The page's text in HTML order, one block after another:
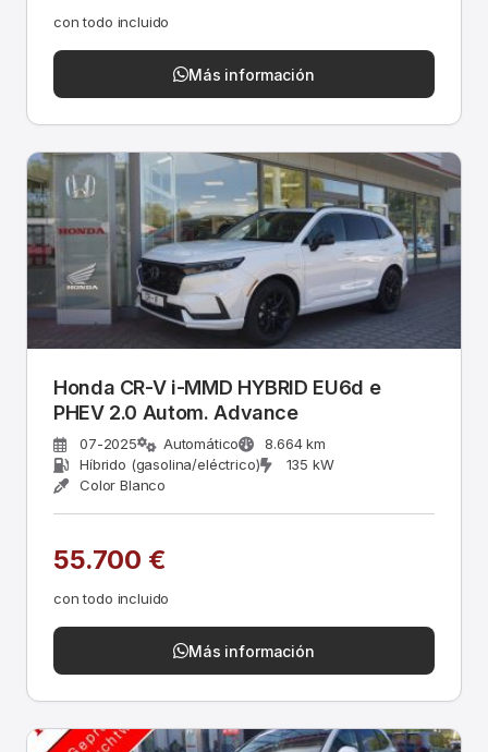
con todo incluido
Más información
Honda CR-V i-MMD HYBRID EU6d e
PHEV 2.0 Autom. Advance
07-2025 Automático
8.664 km
Híbrido (gasolina/eléctrico)
135 kW
Color Blanco
55.700 €
con todo incluido
Más información